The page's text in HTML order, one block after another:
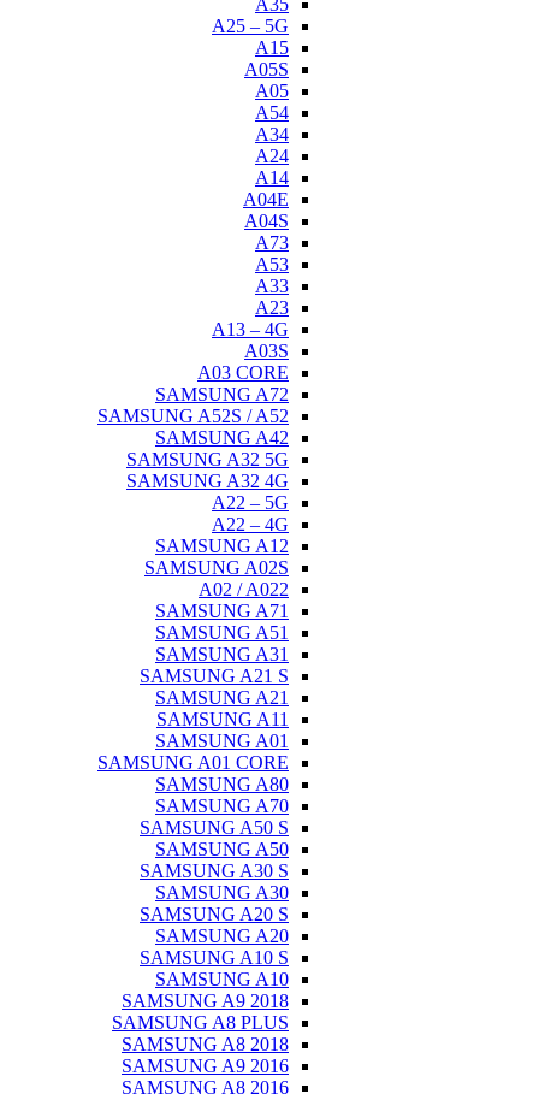
A25 – 5G
A15
A05S
A05
A54
A34
A24
A14
A04E
A04S
A73
A53
A33
A23
A13 – 4G
A03S
A03 CORE
SAMSUNG A72
SAMSUNG A52S / A52
SAMSUNG A42
SAMSUNG A32 5G
SAMSUNG A32 4G
A22 – 5G
A22 – 4G
SAMSUNG A12
SAMSUNG A02S
A02 / A022
SAMSUNG A71
SAMSUNG A51
SAMSUNG A31
SAMSUNG A21 S
SAMSUNG A21
SAMSUNG A11
SAMSUNG A01
SAMSUNG A01 CORE
SAMSUNG A80
SAMSUNG A70
SAMSUNG A50 S
SAMSUNG A50
SAMSUNG A30 S
SAMSUNG A30
SAMSUNG A20 S
SAMSUNG A20
SAMSUNG A10 S
SAMSUNG A10
SAMSUNG A9 2018
SAMSUNG A8 PLUS
SAMSUNG A8 2018
SAMSUNG A9 2016
SAMSUNG A8 2016